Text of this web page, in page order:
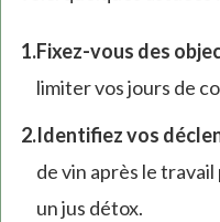
Fixez-vous des
limiter vos jours de
Identifiez vos
de vin après le
un jus détox.